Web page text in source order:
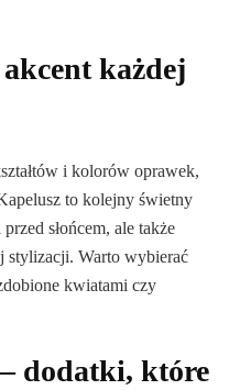
każdej
i kolorów oprawek,
to kolejny świetny
słońcem, ale także
stylizacji. Warto wybierać
kwiatami czy
dodatki, które